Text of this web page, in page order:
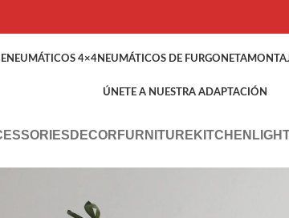
NEUMÁTICOS 4×4NEUMÁTICOS DE FURGONETA
ÚNETE A NUESTRA ADAPTACIÓN
DECOR FURNITURE KITCHEN